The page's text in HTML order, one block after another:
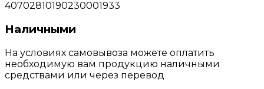
40702810190230001933
Наличными
На условиях самовывоза можете оплатить
необходимую вам продукцию наличными
средствами или через перевод